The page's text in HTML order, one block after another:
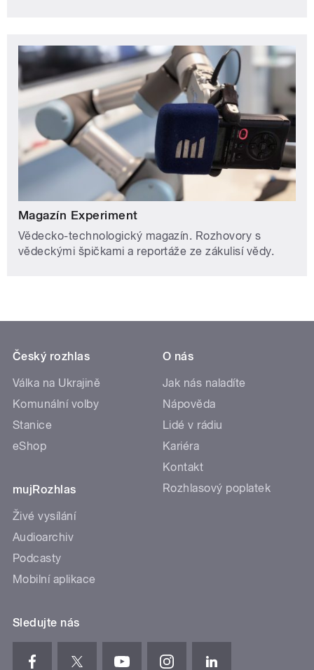
Magazín Experiment
Vědecko-technologický magazín. Rozhovory s
vědeckými špičkami a reportáže ze zákulisí vědy.
Český rozhlas
Válka na Ukrajině
Komunální volby
Stanice
eShop
mujRozhlas
Živé vysílání
Audioarchiv
Podcasty
Mobilní aplikace
O nás
Jak nás naladíte
Nápověda
Lidé v rádiu
Kariéra
Kontakt
Rozhlasový poplatek
Sledujte nás